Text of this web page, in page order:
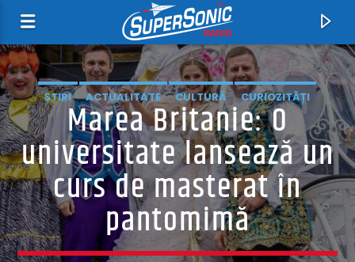
Acum
ȘTIRI ACTUALITATE CULTURĂ
CURIOZITĂȚI
EDUCAȚIE
Marea Britanie: O
universitate lansează un
curs de masterat în
pantomimă